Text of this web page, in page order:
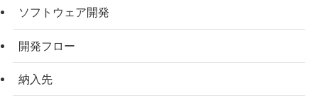
ソフトウェア開発
開発フロー
納入先